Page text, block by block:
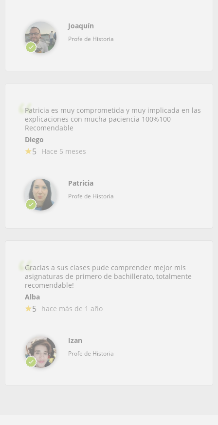
Joaquín
Profe de Historia
Patricia es muy comprometida y muy implicada en las
explicaciones con mucha paciencia 100%100
Recomendable
Diego
5 Hace 5 meses
Patricia
Profe de Historia
Gracias a sus clases pude comprender mejor mis
asignaturas de primero de bachillerato, totalmente
recomendable!
Alba
5 hace más de 1 año
Izan
Profe de Historia